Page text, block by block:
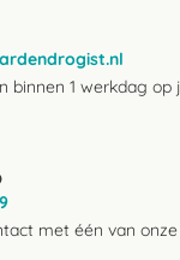
binnen 1 werkdag op
met één van